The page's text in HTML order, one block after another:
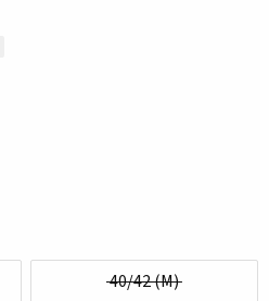
40/42 (M)